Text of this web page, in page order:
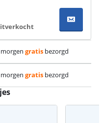
gratisbezorgd
gratisbezorgd